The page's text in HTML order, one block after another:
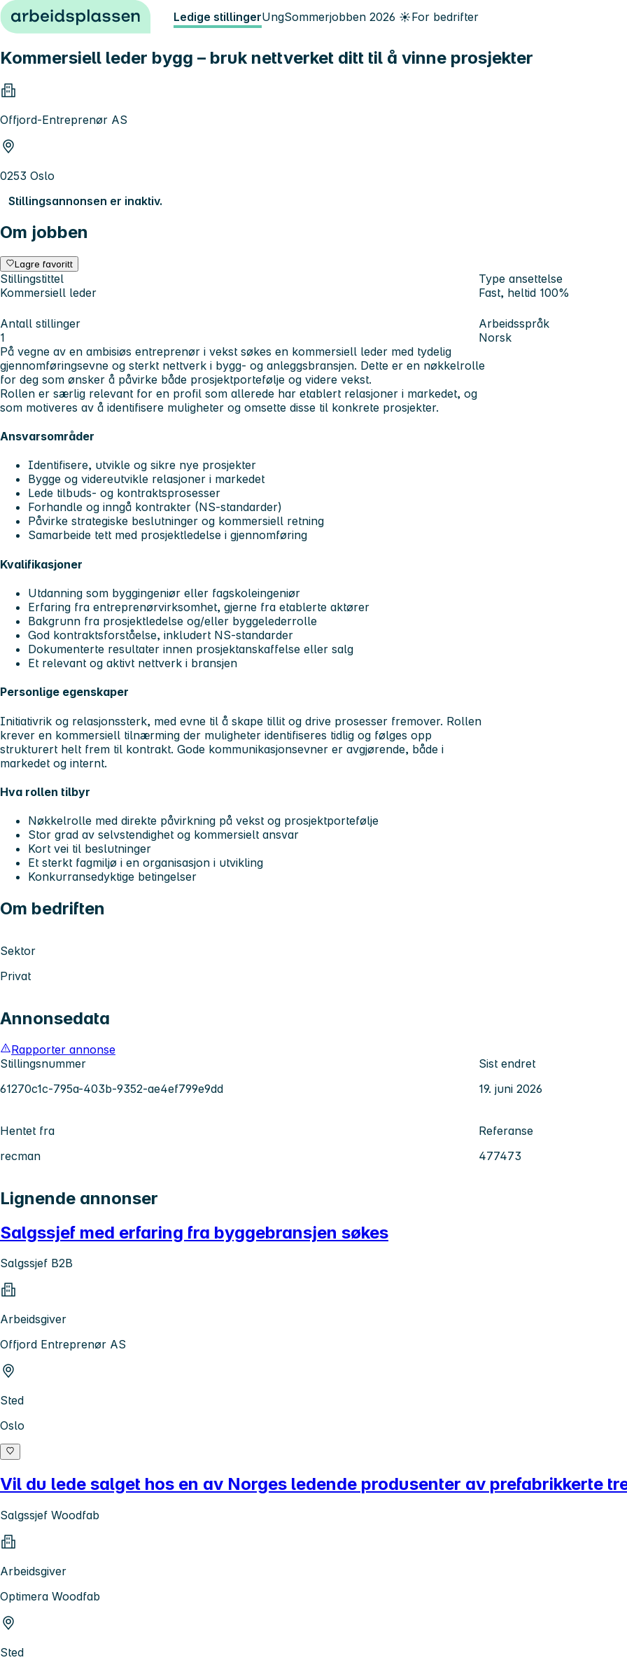
Hopp til innhold Ledige stillingerUngSommerjobben 2026 ☀️For bedrifter
Kommersiell leder bygg – bruk nettverket ditt til å vinne prosjekter
Offjord-Entreprenør AS
0253 Oslo
Stillingsannonsen er inaktiv.
Om jobben
Lagre favoritt
Stillingstittel
Kommersiell leder
Type ansettelse
Fast, heltid 100%
Antall stillinger
1
Arbeidsspråk
Norsk
På vegne av en ambisiøs entreprenør i vekst søkes en kommersiell leder med tydelig
gjennomføringsevne og sterkt nettverk i bygg- og anleggsbransjen. Dette er en nøkkelrolle
for deg som ønsker å påvirke både prosjektportefølje og videre vekst.
Rollen er særlig relevant for en profil som allerede har etablert relasjoner i markedet, og
som motiveres av å identifisere muligheter og omsette disse til konkrete prosjekter.
Ansvarsområder
Identifisere, utvikle og sikre nye prosjekter
Bygge og videreutvikle relasjoner i markedet
Lede tilbuds- og kontraktsprosesser
Forhandle og inngå kontrakter (NS-standarder)
Påvirke strategiske beslutninger og kommersiell retning
Samarbeide tett med prosjektledelse i gjennomføring
Kvalifikasjoner
Utdanning som byggingeniør eller fagskoleingeniør
Erfaring fra entreprenørvirksomhet, gjerne fra etablerte aktører
Bakgrunn fra prosjektledelse og/eller byggelederrolle
God kontraktsforståelse, inkludert NS-standarder
Dokumenterte resultater innen prosjektanskaffelse eller salg
Et relevant og aktivt nettverk i bransjen
Personlige egenskaper
Initiativrik og relasjonssterk, med evne til å skape tillit og drive prosesser fremover. Rollen
krever en kommersiell tilnærming der muligheter identifiseres tidlig og følges opp
strukturert helt frem til kontrakt. Gode kommunikasjonsevner er avgjørende, både i
markedet og internt.
Hva rollen tilbyr
Nøkkelrolle med direkte påvirkning på vekst og prosjektportefølje
Stor grad av selvstendighet og kommersielt ansvar
Kort vei til beslutninger
Et sterkt fagmiljø i en organisasjon i utvikling
Konkurransedyktige betingelser
Om bedriften
Sektor
Privat
Annonsedata
Rapporter annonse
Stillingsnummer
61270c1c-795a-403b-9352-ae4ef799e9dd
Sist endret
19. juni 2026
Hentet fra
recman
Referanse
477473
Lignende annonser
Salgssjef med erfaring fra byggebransjen søkes
Salgssjef B2B
Arbeidsgiver
Offjord Entreprenør AS
Sted
Oslo
Vil du lede salget hos en av Norges ledende produsenter av prefabrikkerte
Salgssjef Woodfab
Arbeidsgiver
Optimera Woodfab
Sted